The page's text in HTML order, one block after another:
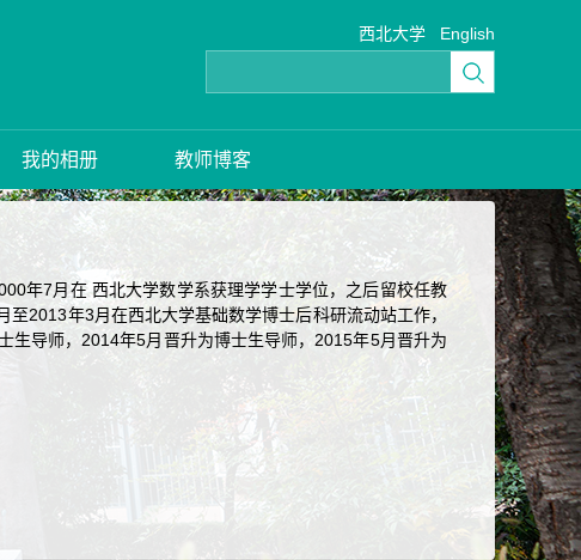
西北大学 English
我的相册 教师博客
年7月在 西北大学数学系获理学学士学位，之后留校任教
2013年3月在西北大学基础数学博士后科研流动站工作，
导师，2014年5月晋升为博士生导师，2015年5月晋升为